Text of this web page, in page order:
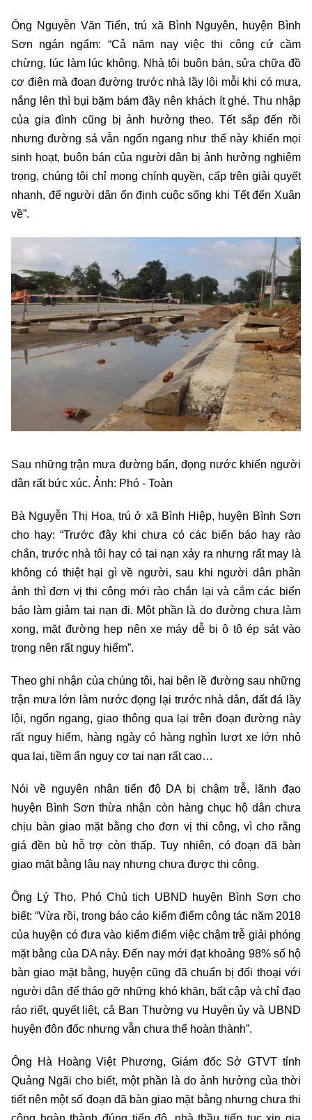
Ông Nguyễn Văn Tiến, trú xã Bình Nguyên, huyện Bình
Sơn ngán ngẩm: “Cả năm nay việc thi công cứ cầm
chừng, lúc làm lúc không. Nhà tôi buôn bán, sửa chữa đồ
cơ điện mà đoạn đường trước nhà lầy lội mỗi khi có mưa,
nắng lên thì bụi bặm bám đầy nên khách ít ghé. Thu nhập
của gia đình cũng bị ảnh hưởng theo. Tết sắp đến rồi
nhưng đường sá vẫn ngổn ngang như thế này khiến mọi
sinh hoạt, buôn bán của người dân bị ảnh hưởng nghiêm
trọng, chúng tôi chỉ mong chính quyền, cấp trên giải quyết
nhanh, để người dân ổn định cuộc sống khi Tết đến Xuân
về”.
Sau những trận mưa đường bẩn, đọng nước khiến người
dân rất bức xúc. Ảnh: Phó - Toàn
Bà Nguyễn Thị Hoa, trú ở xã Bình Hiệp, huyện Bình Sơn
cho hay: “Trước đây khi chưa có các biển báo hay rào
chắn, trước nhà tôi hay có tai nạn xảy ra nhưng rất may là
không có thiệt hại gì về người, sau khi người dân phản
ánh thì đơn vị thi công mới rào chắn lại và cắm các biển
báo làm giảm tai nạn đi. Một phần là do đường chưa làm
xong, mặt đường hẹp nên xe máy dễ bị ô tô ép sát vào
trong nên rất nguy hiểm”.
Theo ghi nhận của chúng tôi, hai bên lề đường sau những
trận mưa lớn làm nước đọng lại trước nhà dân, đất đá lầy
lội, ngổn ngang, giao thông qua lại trên đoạn đường này
rất nguy hiểm, hàng ngày có hàng nghìn lượt xe lớn nhỏ
qua lại, tiềm ẩn nguy cơ tai nạn rất cao…
Nói về nguyên nhân tiến độ DA bị chậm trễ, lãnh đạo
huyện Bình Sơn thừa nhận còn hàng chục hộ dân chưa
chịu bàn giao mặt bằng cho đơn vị thi công, vì cho rằng
giá đền bù hỗ trợ còn thấp. Tuy nhiên, có đoạn đã bàn
giao mặt bằng lâu nay nhưng chưa được thi công.
Ông Lý Thọ, Phó Chủ tịch UBND huyện Bình Sơn cho
biết: “Vừa rồi, trong báo cáo kiểm điểm công tác năm 2018
của huyện có đưa vào kiểm điểm việc chậm trễ giải phóng
mặt bằng của DA này. Đến nay mới đạt khoảng 98% số hộ
bàn giao mặt bằng, huyện cũng đã chuẩn bị đối thoại với
người dân để tháo gỡ những khó khăn, bất cập và chỉ đạo
ráo riết, quyết liệt, cả Ban Thường vụ Huyện ủy và UBND
huyện đôn đốc nhưng vẫn chưa thể hoàn thành”.
Ông Hà Hoàng Việt Phương, Giám đốc Sở GTVT tỉnh
Quảng Ngãi cho biết, một phần là do ảnh hưởng của thời
tiết nên một số đoạn đã bàn giao mặt bằng nhưng chưa thi